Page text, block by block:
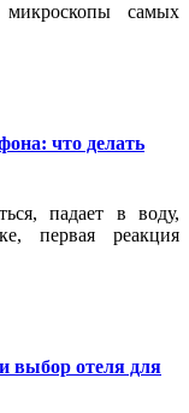
самых
что делать
падает в воду,
первая реакция
выбор отеля для